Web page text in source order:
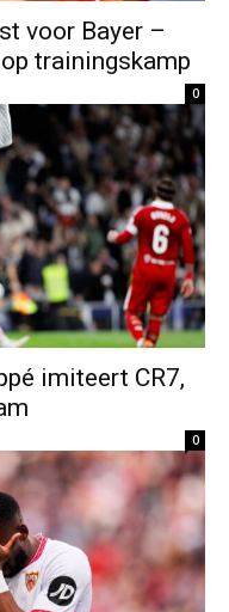
voor Bayer –
trainingskamp
0
imiteert CR7,
0